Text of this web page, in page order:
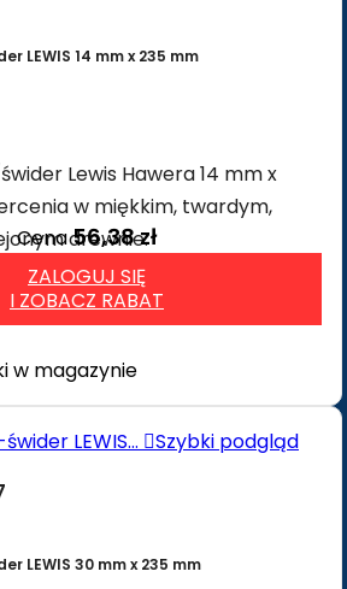
LEWIS 14 mm x 235 mm
Lewis Hawera 14 mm x
w miękkim, twardym,
drewnie.
Cena56,38 zł
ZALOGUJ SIĘ
I ZOBACZ RABAT
w magazynie
Szybki podgląd
LEWIS 30 mm x 235 mm